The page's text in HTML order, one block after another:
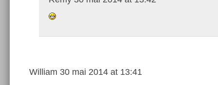
William 30 mai 2014 at 13:41